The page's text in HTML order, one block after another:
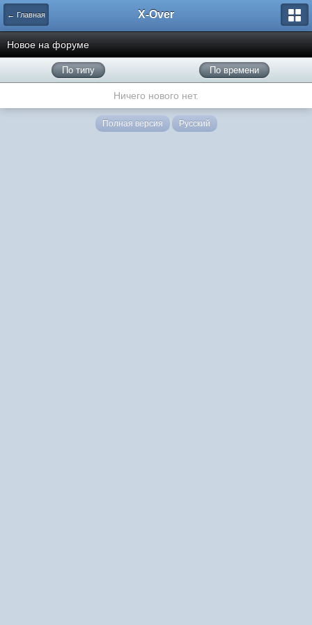
← Главная X-Over
Новое на форуме
По типу По времени
Ничего нового нет.
Полная версия Русский